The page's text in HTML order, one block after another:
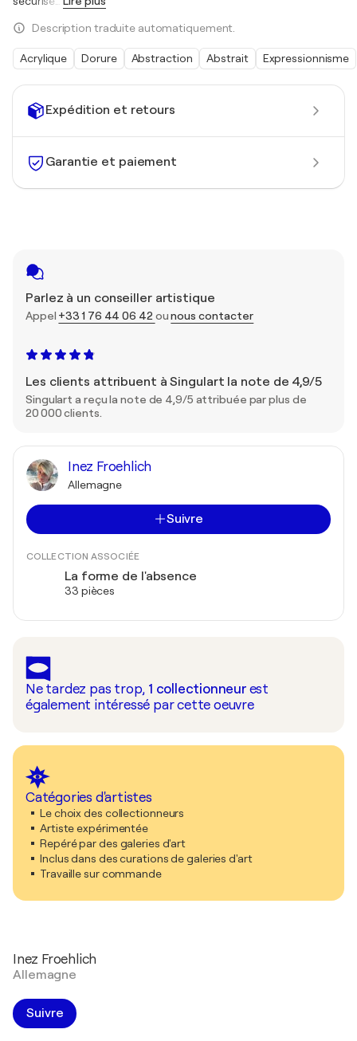
Expédition et retours
Garantie et paiement
Parlez à un conseiller artistique
Appel +33 1 76 44 06 42 ounous contacter
Les clients attribuent à Singulart la note de 4,9/5
Singulart a reçu la note de 4,9/5 attribuée par plus de
20 000 clients.
Inez Froehlich
Allemagne
Suivre
COLLECTION ASSOCIÉE
La forme de l'absence
33 pièces
Ne tardez pas trop, 1 collectionneur est
également intéressé par cette oeuvre
Catégories d'artistes
Le choix des collectionneurs
Artiste expérimentée
Repéré par des galeries d'art
Inclus dans des curations de galeries d'art
Travaille sur commande
Description traduite automatiquement.
Acrylique Dorure Abstraction Abstrait Expressionnisme
Inez Froehlich
Allemagne
Suivre